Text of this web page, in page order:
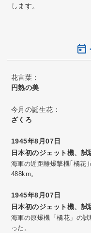
します。
花言葉：
円熟の美
今月の誕生花：
ざくろ
1945年8月07日
日本初のジェット機、試
海軍の近距離爆撃機｢橘花
488km。
1945年8月07日
日本初のジェット機、試
海軍の原爆機「橘花」の
った。